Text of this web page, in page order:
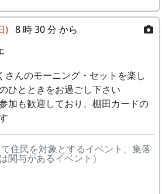
が曲をつけてくれて、兵庫県
ート（収穫日に田んぼでライ
なで歌った思い出の楽曲で
棚⽥の秋〜 穫れたての
の
メシアとポン四郎バン
ド
すぱ
ってい
る
ンド・
フォー
エバー
収穫の
秋に
1999 2001
) 8 時 30 分 から
さんのモーニング・セットを楽し
ひとときをお過ごし下さい
加も歓迎しており、棚田カードの
住民を対象とするイベント、集落
関与があるイベント）